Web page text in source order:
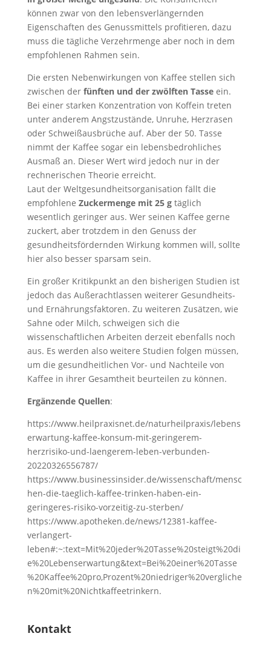
können zwar von den lebensverlängernden
Eigenschaften des Genussmittels profitieren, dazu
muss die tägliche Verzehrmenge aber noch in dem
empfohlenen Rahmen sein.
Die ersten Nebenwirkungen von Kaffee stellen sich
zwischen derfünften und der zwölften Tasseein.
Bei einer starken Konzentration von Koffein treten
unter anderem Angstzustände, Unruhe, Herzrasen
oder Schweißausbrüche auf. Aber der 50. Tasse
nimmt der Kaffee sogar ein lebensbedrohliches
Ausmaß an. Dieser Wert wird jedoch nur in der
rechnerischen Theorie erreicht.
Laut der Weltgesundheitsorganisation fällt die
empfohlene Zuckermenge mit 25 gtäglich
wesentlich geringer aus. Wer seinen Kaffee gerne
zuckert, aber trotzdem in den Genuss der
gesundheitsfördernden Wirkung kommen will, sollte
hier also besser sparsam sein.
Ein großer Kritikpunkt an den bisherigen Studien ist
jedoch das Außerachtlassen weiterer Gesundheits-
und Ernährungsfaktoren. Zu weiteren Zusätzen, wie
Sahne oder Milch, schweigen sich die
wissenschaftlichen Arbeiten derzeit ebenfalls noch
aus. Es werden also weitere Studien folgen müssen,
um die gesundheitlichen Vor- und Nachteile von
Kaffee in ihrer Gesamtheit beurteilen zu können.
Ergänzende Quellen:
https://www.heilpraxisnet.de/naturheilpraxis/lebens
erwartung-kaffee-konsum-mit-geringerem-
herzrisiko-und-laengerem-leben-verbunden-
20220326556787/
https://www.businessinsider.de/wissenschaft/mensc
hen-die-taeglich-kaffee-trinken-haben-ein-
geringeres-risiko-vorzeitig-zu-sterben/
https://www.apotheken.de/news/12381-kaffee-
verlangert-
leben#:~:text=Mit%20jeder%20Tasse%20steigt%20di
e%20Lebenserwartung&text=Bei%20einer%20Tasse
%20Kaffee%20pro,Prozent%20niedriger%20vergliche
n%20mit%20Nichtkaffeetrinkern.
Kontakt